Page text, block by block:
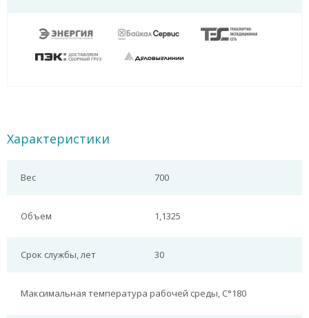
Характеристики
Вес 700
Объем 1,1325
Срок службы, лет 30
Максимальная температура рабочей среды, С°180